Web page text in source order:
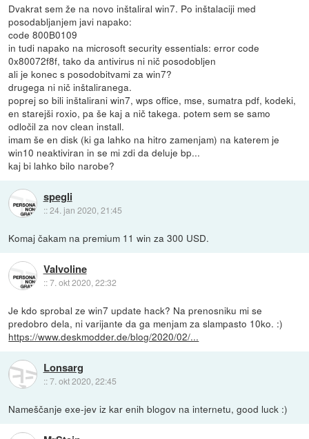
Dvakrat sem že na novo inštaliral win7. Po inštalaciji med
posodabljanjem javi napako:
code 800B0109
in tudi napako na microsoft security essentials: error code
0x80072f8f, tako da antivirus ni nič posodobljen
ali je konec s posodobitvami za win7?
drugega ni nič inštaliranega.
poprej so bili inštalirani win7, wps office, mse, sumatra pdf, kodeki,
en starejši roxio, pa še kaj a nič takega. potem sem se samo
odločil za nov clean install.
imam še en disk (ki ga lahko na hitro zamenjam) na katerem je
win10 neaktiviran in se mi zdi da deluje bp...
kaj bi lahko bilo narobe?
spegli
::24. jan 2020, 21:45
Komaj čakam na premium 11 win za 300 USD.
Valvoline
::7. okt 2020, 22:32
Je kdo sprobal ze win7 update hack? Na prenosniku mi se
predobro dela, ni varijante da ga menjam za slampasto 10ko. :)
https://www.deskmodder.de/blog/2020/02/...
Lonsarg
::7. okt 2020, 22:45
Nameščanje exe-jev iz kar enih blogov na internetu, good luck :)